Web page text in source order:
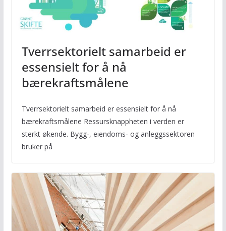
Tverrsektorielt samarbeid er
essensielt for å nå
bærekraftsmålene
Tverrsektorielt samarbeid er essensielt for å nå
bærekraftsmålene Ressursknappheten i verden er
sterkt økende. Bygg-, eiendoms- og anleggssektoren
bruker på